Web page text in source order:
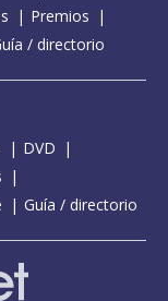
Premios
/ directorio
DVD
Guía / directorio